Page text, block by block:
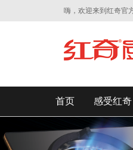
嗨，欢迎来到红奇官
首页 感受红奇